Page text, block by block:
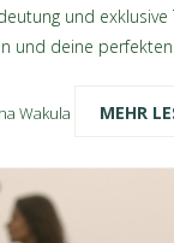
und exklusive
und deine perfekten
Wakula MEHR